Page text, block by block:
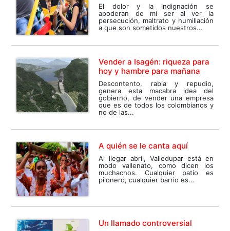
El dolor y la indignación se
apoderan de mi ser al ver la
persecución, maltrato y humillación
a que son sometidos nuestros...
Vender a Isagén: riqueza para
hoy y hambre para mañana
Descontento, rabia y repudio,
genera esta macabra idea del
gobierno, de vender una empresa
que es de todos los colombianos y
no de las...
A quién se le canta aquí
Al llegar abril, Valledupar está en
modo vallenato, como dicen los
muchachos. Cualquier patio es
pilonero, cualquier barrio es...
Un llamado controversial